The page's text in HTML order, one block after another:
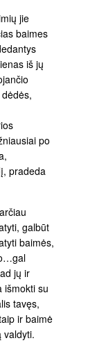
jie
baimes
iš jų
po
pradeda
galbūt
baimės,
jų ir
išmokti su
tavęs,
ir baimė
valdyti.